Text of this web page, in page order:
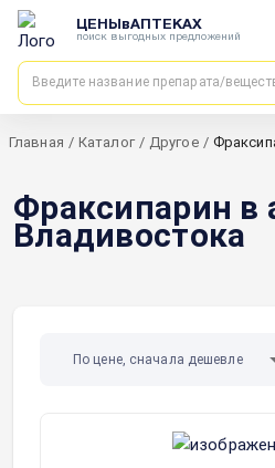
ЦЕНЫвАПТЕКАХ
поиск выгодных предложений
Главная / Каталог / Другое /
Фраксипарин в
Владивостока
По цене, сначала дешевле